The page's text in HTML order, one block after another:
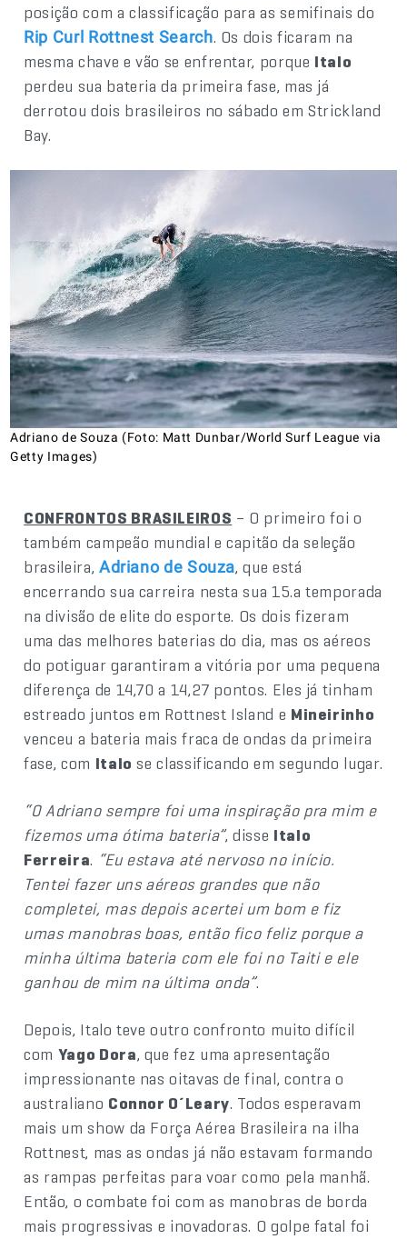
posição com a classificação para as semifinais do
Rip Curl Rottnest Search. Os dois ficaram na
mesma chave e vão se enfrentar, porque Italo
perdeu sua bateria da primeira fase, mas já
derrotou dois brasileiros no sábado em Strickland
Bay.
Adriano de Souza (Foto: Matt Dunbar/World Surf League via
Getty Images)
CONFRONTOS BRASILEIROS – O primeiro foi o
também campeão mundial e capitão da seleção
brasileira, Adriano de Souza, que está
encerrando sua carreira nesta sua 15.a temporada
na divisão de elite do esporte. Os dois fizeram
uma das melhores baterias do dia, mas os aéreos
do potiguar garantiram a vitória por uma pequena
diferença de 14,70 a 14,27 pontos. Eles já tinham
estreado juntos em Rottnest Island e Mineirinho
venceu a bateria mais fraca de ondas da primeira
fase, com Italo se classificando em segundo lugar.
“O Adriano sempre foi uma inspiração pra mim e
fizemos uma ótima bateria”, disse Italo
Ferreira. “Eu estava até nervoso no início.
Tentei fazer uns aéreos grandes que não
completei, mas depois acertei um bom e fiz
umas manobras boas, então fico feliz porque a
minha última bateria com ele foi no Taiti e ele
ganhou de mim na última onda”.
Depois, Italo teve outro confronto muito difícil
com Yago Dora, que fez uma apresentação
impressionante nas oitavas de final, contra o
australiano Connor O´Leary. Todos esperavam
mais um show da Força Aérea Brasileira na ilha
Rottnest, mas as ondas já não estavam formando
as rampas perfeitas para voar como pela manhã.
Então, o combate foi com as manobras de borda
mais progressivas e inovadoras. O golpe fatal foi